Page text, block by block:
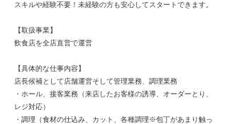
スキルや経験不要！未経験の方も安心してスタートできます。
【取扱事業】
飲食店を全店直営で運営
【具体的な仕事内容】
店長候補として店舗運営そして管理業務、調理業務
・ホール、接客業務（来店したお客様の誘導、オーダーとり、
レジ対応）
・調理（食材の仕込み、カット、各種調理※包丁があまり触っ